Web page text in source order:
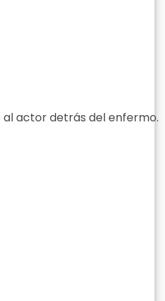
al actor detrás del enfermo.